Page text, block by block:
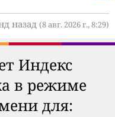
назад (8 авг. 2026 г., 8:29)
Индекс
в режиме
для: